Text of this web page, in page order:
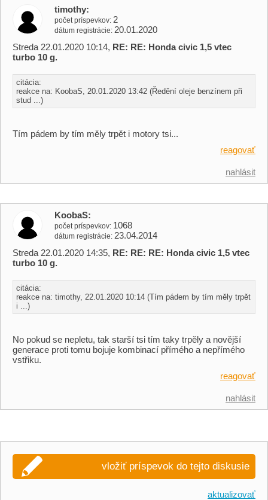
timothy
počet príspevkov 2
dátum registrácie 20.01.2020
Streda 22.01.2020 10:14, RE: RE: Honda civic 1,5 vtec
turbo 10 g.
citácia:
reakce na: KoobaS, 20.01.2020 13:42 (Ředění oleje benzínem při
stud ...)
Tím pádem by tím měly trpět i motory tsi...
reagovať
nahlásit
KoobaS
počet príspevkov 1068
dátum registrácie 23.04.2014
Streda 22.01.2020 14:35, RE: RE: RE: Honda civic 1,5 vtec
turbo 10 g.
citácia:
reakce na: timothy, 22.01.2020 10:14 (Tím pádem by tím měly trpět
i ...)
No pokud se nepletu, tak starší tsi tím taky trpěly a novější
generace proti tomu bojuje kombinací přímého a nepřímého
vstřiku.
reagovať
nahlásit
vložiť príspevok do tejto diskusie
aktualizovať